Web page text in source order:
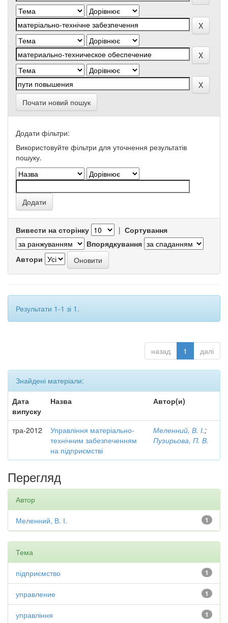
Почати новий пошук
Додати фільтри:
Використовуйте фільтри для уточнення результатів
пошуку.
Вивести на сторінку | Сортування
Впорядкування
Автори
Результати 1-1 зі 1.
назад 1 далі
Знайдені матеріали:
Дата
випуску
Назва Автор(и)
тра-2012
Управління матеріально-
технічним забезпеченням
на підприємстві
Меленний, В. І.;
Пузирьова, П. В.
Перегляд
Автор
1
Меленний, В. І.
Тема
1
підприємство
1
управление
1
управління